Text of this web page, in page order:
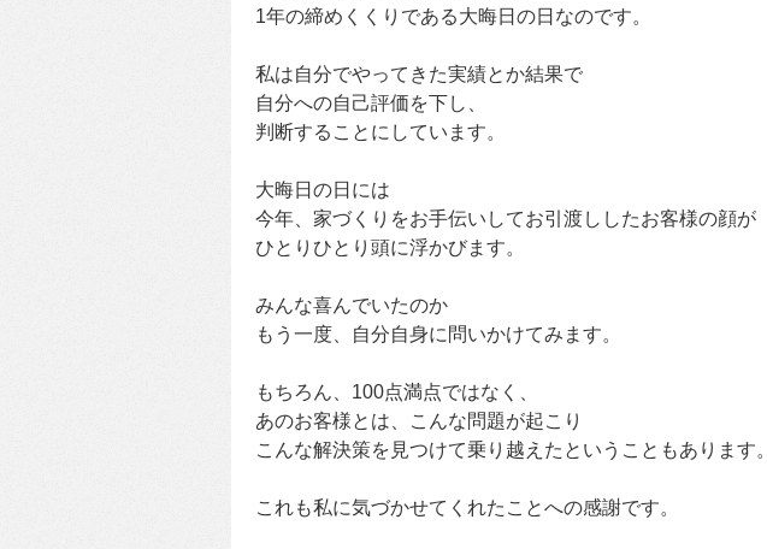
1年の締めくくりである大晦日の日なのです。
私は自分でやってきた実績とか結果で
自分への自己評価を下し、
判断することにしています。
大晦日の日には
今年、家づくりをお手伝いしてお引渡ししたお客様の顔が
ひとりひとり頭に浮かびます。
みんな喜んでいたのか
もう一度、自分自身に問いかけてみます。
もちろん、100点満点ではなく、
あのお客様とは、こんな問題が起こり
こんな解決策を見つけて乗り越えたということもあります。
これも私に気づかせてくれたことへの感謝です。